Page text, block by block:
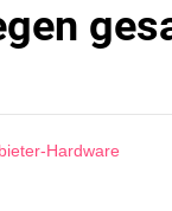
Hardware